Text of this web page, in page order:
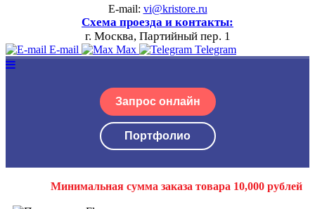
E-mail: vi@kristore.ru
Схема проезда и контакты:
г. Москва, Партийный пер. 1
E-mail Max Telegram
Запрос онлайн
Портфолио
Минимальная сумма заказа товара 10,000 рублей